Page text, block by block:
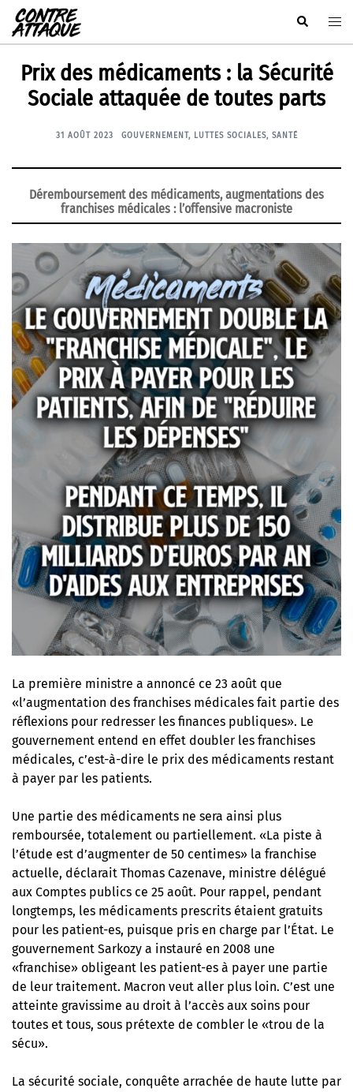
Aller
au
contenu
Rechercher
Prix des médicaments : la Sécurité
Sociale attaquée de toutes parts
31 AOÛT 2023 GOUVERNEMENT, LUTTES SOCIALES, SANTÉ
Déremboursement des médicaments, augmentations des
franchises médicales : l’offensive macroniste
La première ministre a annoncé ce 23 août que
«l’augmentation des franchises médicales fait partie des
réflexions pour redresser les finances publiques». Le
gouvernement entend en effet doubler les franchises
médicales, c’est-à-dire le prix des médicaments restant
à payer par les patients.
Une partie des médicaments ne sera ainsi plus
remboursée, totalement ou partiellement. «La piste à
l’étude est d’augmenter de 50 centimes» la franchise
actuelle, déclarait Thomas Cazenave, ministre délégué
aux Comptes publics ce 25 août. Pour rappel, pendant
longtemps, les médicaments prescrits étaient gratuits
pour les patient-es, puisque pris en charge par l’État. Le
gouvernement Sarkozy a instauré en 2008 une
«franchise» obligeant les patient-es à payer une partie
de leur traitement. Macron veut aller plus loin. C’est une
atteinte gravissime au droit à l’accès aux soins pour
toutes et tous, sous prétexte de combler le «trou de la
sécu».
La sécurité sociale, conquête arrachée de haute lutte par